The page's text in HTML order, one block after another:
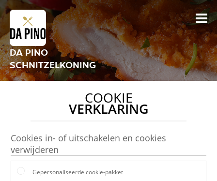
DA PINO
SCHNITZELKONING
COOKIE
VERKLARING
Cookies in- of uitschakelen en cookies
verwijderen
Gepersonaliseerde cookie-pakket